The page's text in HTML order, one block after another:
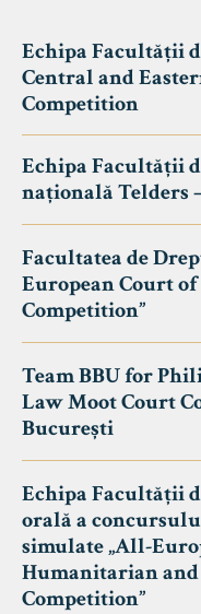
Echipa Facultății
Central and
Competition
Echipa Facultății
națională Telders
Facultatea de
European Court
Competition”
Team BBU for
Law Moot Court
București
Echipa Facultății
orală a
simulate „All-
Humanitarian and
Competition”